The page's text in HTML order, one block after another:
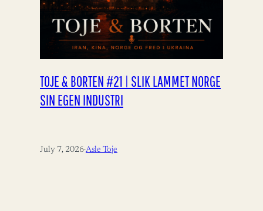
TOJE & BORTEN #21 | SLIK LAMMET NORGE
SIN EGEN INDUSTRI
July 7, 2026·Asle Toje